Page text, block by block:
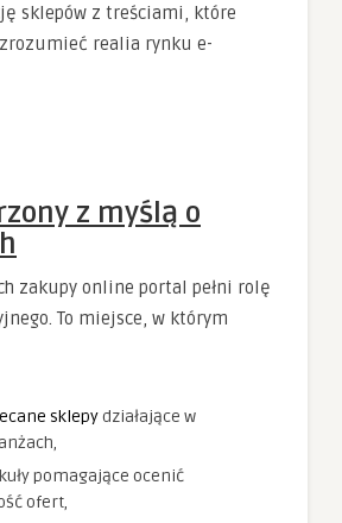
sklepów z treściami, które
realia rynku e-
z myślą o
zakupy online portal pełni rolę
To miejsce, w którym
sklepydziałające w
pomagające ocenić
ofert,